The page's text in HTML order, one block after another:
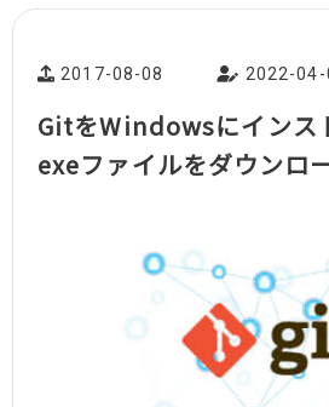
2017-08-08 2022-04-
GitをWindowsにインス
exeファイルをダウンロ